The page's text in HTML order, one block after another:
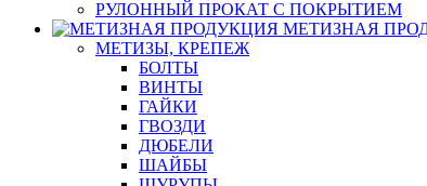
РУЛОННЫЙ ПРОКАТ С ПОКРЫТИЕМ
МЕТИЗНАЯ
МЕТИЗЫ, КРЕПЕЖ
БОЛТЫ
ВИНТЫ
ГАЙКИ
ГВОЗДИ
ДЮБЕЛИ
ШАЙБЫ